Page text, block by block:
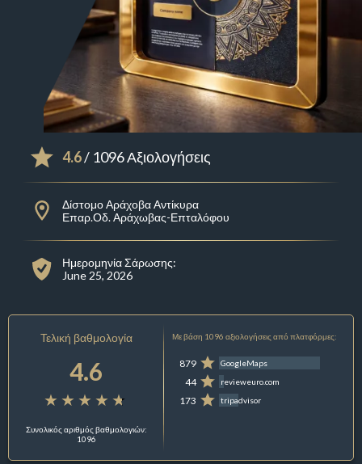
4.6/ 1096 Αξιολογήσεις
Δίστομο Αράχοβα Αντίκυρα
Επαρ.Οδ. Αράχωβας-Επταλόφου
Ημερομηνία Σάρωσης:
June 25, 2026
Τελική βαθμολογία
4.6
Συνολικός αριθμός βαθμολογιών:
1096
Με βάση 1096 αξιολογήσεις από πλατφόρμες:
879 GoogleMaps
44 revieweuro.com
173 tripadvisor